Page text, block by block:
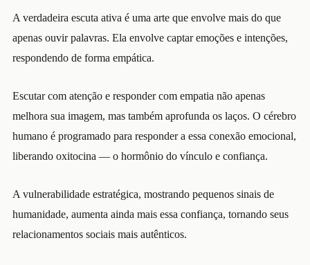
A verdadeira escuta ativa é uma arte que envolve mais do que
apenas ouvir palavras. Ela envolve captar emoções e intenções,
respondendo de forma empática.
Escutar com atenção e responder com empatia não apenas
melhora sua imagem, mas também aprofunda os laços. O cérebro
humano é programado para responder a essa conexão emocional,
liberando oxitocina — o hormônio do vínculo e confiança.
A vulnerabilidade estratégica, mostrando pequenos sinais de
humanidade, aumenta ainda mais essa confiança, tornando seus
relacionamentos sociais mais autênticos.